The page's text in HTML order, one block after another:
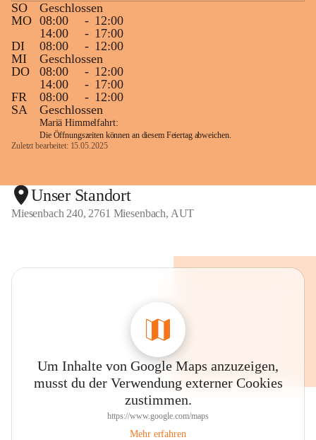
SO
Geschlossen
MO 08:00 - 12:00
14:00
- 17:00
DI
08:00 - 12:00
MI
Geschlossen
DO
08:00 - 12:00
14:00
- 17:00
FR
08:00 - 12:00
SA
Geschlossen
Mariä Himmelfahrt:
Die Öffnungszeiten können an diesem Feiertag abweichen.
Zuletzt bearbeitet: 15.05.2025
Unser Standort
Miesenbach 240, 2761 Miesenbach, AUT
Um Inhalte von Google Maps anzuzeigen,
musst du der Verwendung externer Cookies
zustimmen.
https://www.google.com/maps
Mehr erfahren